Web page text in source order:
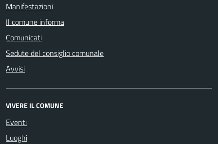
Manifestazioni
Il comune informa
Comunicati
Sedute del consiglio comunale
Avvisi
VIVERE IL COMUNE
Eventi
Luoghi